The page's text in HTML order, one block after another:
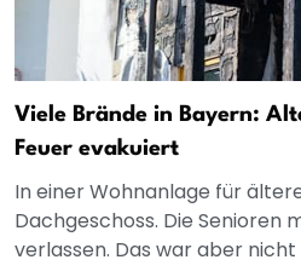
Viele Brände in Bayern:
Feuer evakuiert
In einer Wohnanlage für
Dachgeschoss. Die Senioren
verlassen. Das war aber nicht